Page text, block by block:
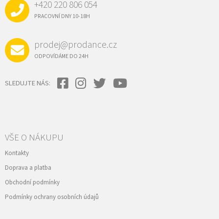
+420 220 806 054
PRACOVNÍ DNY 10-18H
prodej@prodance.cz
ODPOVÍDÁME DO 24H
SLEDUJTE NÁS:
VŠE O NÁKUPU
Kontakty
Doprava a platba
Obchodní podmínky
Podmínky ochrany osobních údajů